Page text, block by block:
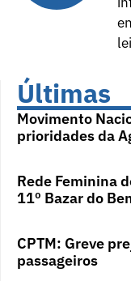
Últimas
Movimento
prioridades da
Rede Feminina
11º Bazar do
CPTM: Greve
passageiros